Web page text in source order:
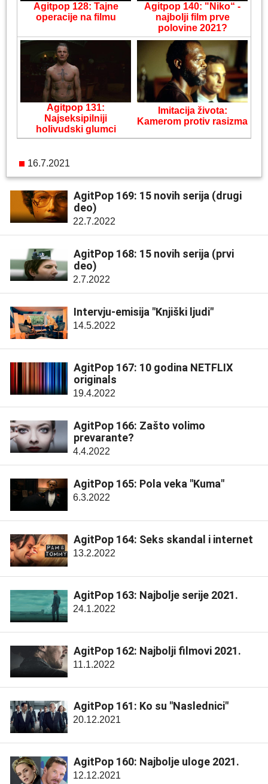
Agitpop 128: Tajne
operacije na filmu
Agitpop 140: "Niko“ -
najbolji film prve
polovine 2021?
Agitpop 131:
Najseksipilniji
holivudski glumci
Imitacija života:
Kamerom protiv rasizma
16.7.2021
AgitPop 169: 15 novih serija (drugi
deo)
22.7.2022
AgitPop 168: 15 novih serija (prvi
deo)
2.7.2022
Intervju-emisija "Knjiški ljudi"
14.5.2022
AgitPop 167: 10 godina NETFLIX
originals
19.4.2022
AgitPop 166: Zašto volimo
prevarante?
4.4.2022
AgitPop 165: Pola veka "Kuma"
6.3.2022
AgitPop 164: Seks skandal i internet
13.2.2022
AgitPop 163: Najbolje serije 2021.
24.1.2022
AgitPop 162: Najbolji filmovi 2021.
11.1.2022
AgitPop 161: Ko su "Naslednici"
20.12.2021
AgitPop 160: Najbolje uloge 2021.
12.12.2021